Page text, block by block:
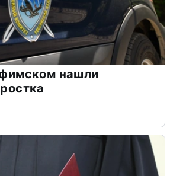
нашли